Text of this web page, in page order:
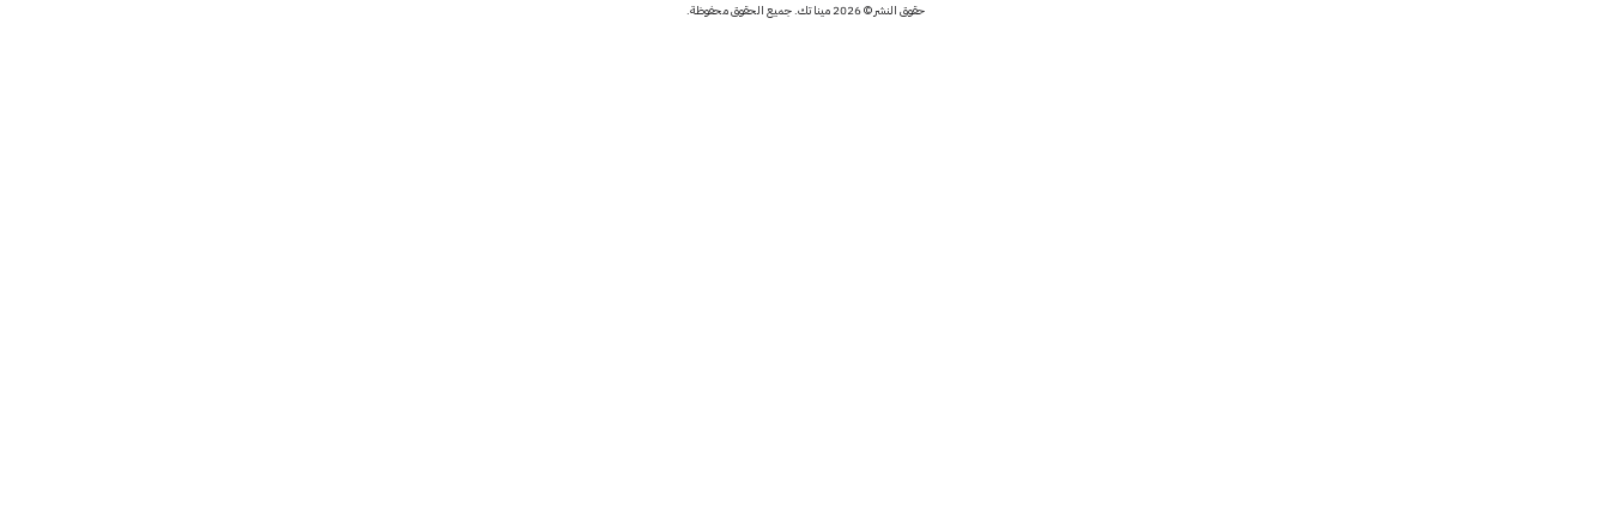
حقوق النشر © 2026 مينا تك. جميع الحقوق محفوظة.